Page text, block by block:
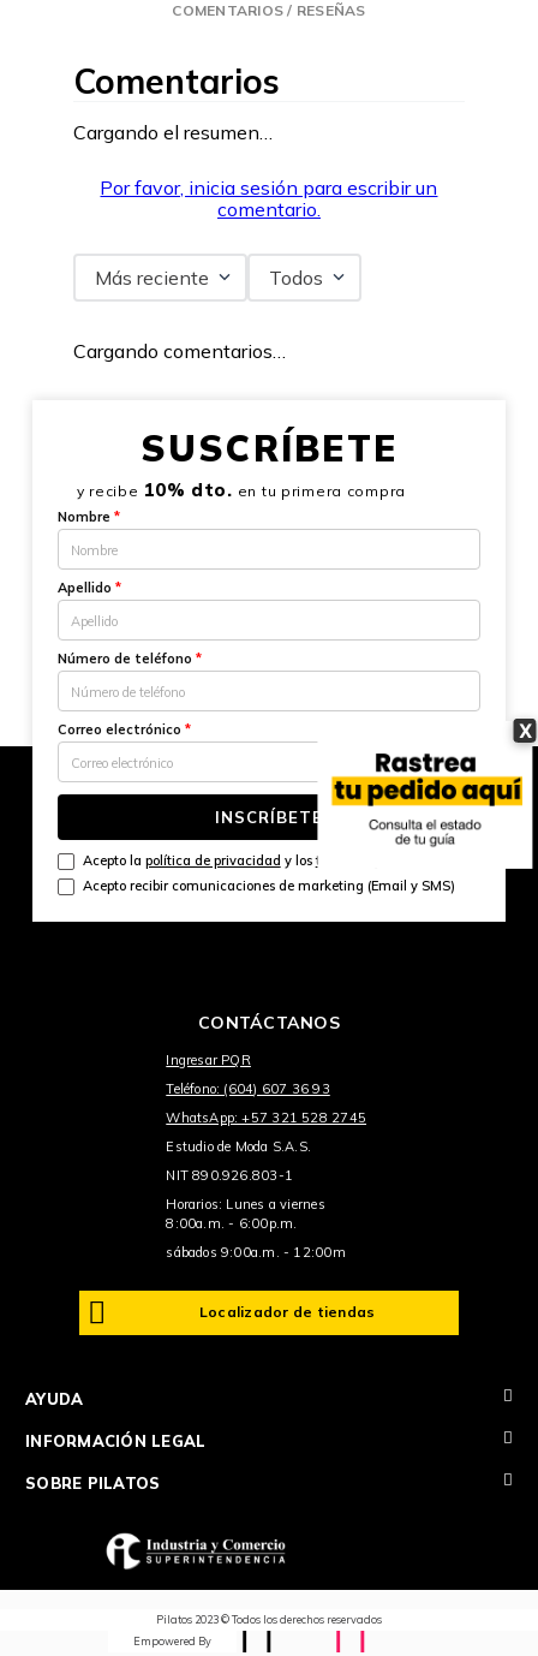
X
COMENTARIOS / RESEÑAS
Comentarios
Cargando el resumen…
Por favor, inicia sesión para escribir un
comentario.
Más reciente Todos
Cargando comentarios…
SUSCRÍBETE
y recibe 10% dto. en tu primera compra
Nombre *
Apellido *
Número de teléfono *
Correo electrónico *
INSCRÍBETE
Acepto la política de privacidad y lostérminos y condiciones
Acepto recibir comunicaciones de marketing (Email y SMS)
CONTÁCTANOS
Ingresar PQR
Teléfono: (604) 607 36 93
WhatsApp: +57 321 528 2745
Estudio de Moda S.A.S.
NIT 890.926.803-1
Horarios: Lunes a viernes
8:00a.m. - 6:00p.m.
sábados 9:00a.m. - 12:00m
Localizador de tiendas
AYUDA +
INFORMACIÓN LEGAL +
SOBRE PILATOS +
Pilatos 2023 © Todos los derechos reservados
Empowered By